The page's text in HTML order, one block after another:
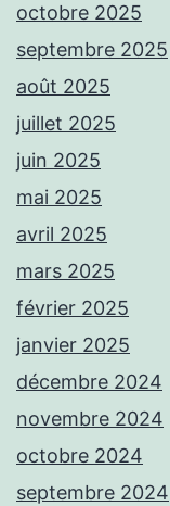
octobre 2025
septembre 2025
août 2025
juillet 2025
juin 2025
mai 2025
avril 2025
mars 2025
février 2025
janvier 2025
décembre 2024
novembre 2024
octobre 2024
septembre 2024